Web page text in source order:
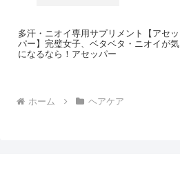
多汗・ニオイ専用サプリメント【アセッ
パー】完璧女子、ベタベタ・ニオイが気
になるなら！アセッパー
ホーム ヘアケア